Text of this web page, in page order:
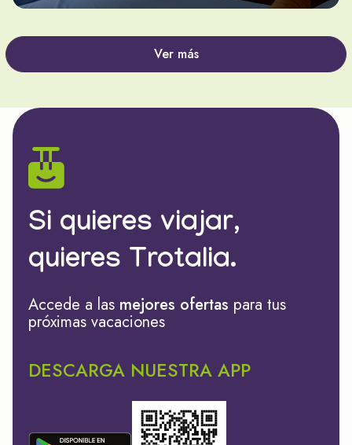
Ver más
Si quieres viajar,
quieres Trotalia.
Accede a las mejores ofertas para tus
próximas vacaciones
DESCARGA NUESTRA APP